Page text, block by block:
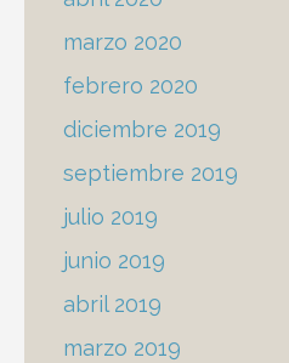
marzo 2020
febrero 2020
diciembre 2019
septiembre 2019
julio 2019
junio 2019
abril 2019
marzo 2019